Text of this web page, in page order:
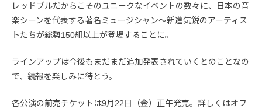
レッドブルだからこそのユニークなイベントの数々に、日本の音
楽シーンを代表する著名ミュージシャン〜新進気鋭のアーティス
トたちが総勢150組以上が登場することに。
ラインアップは今後もまだまだ追加発表されていくとのことなの
で、続報を楽しみに待とう。
各公演の前売チケットは9月22日（金）正午発売。詳しくはオフ